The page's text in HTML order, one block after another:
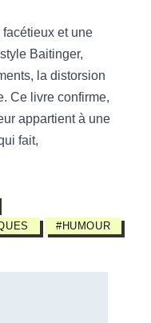
et une
Baitinger,
la distorsion
Ce livre confirme,
appartient à une
fait,
#HUMOUR